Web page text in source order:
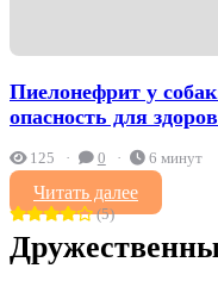
Пиелонефрит у
опасность для
125 0 6 минут
Читать далее
(5)